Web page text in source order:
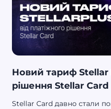
Новий тариф Stellar
рішення Stellar Card
Stellar Card давно стали